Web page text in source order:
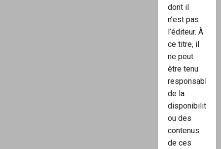
dont il
n’est pas
l’éditeur. À
ce titre, il
ne peut
être tenu
responsable
de la
disponibilité
ou des
contenus
de ces